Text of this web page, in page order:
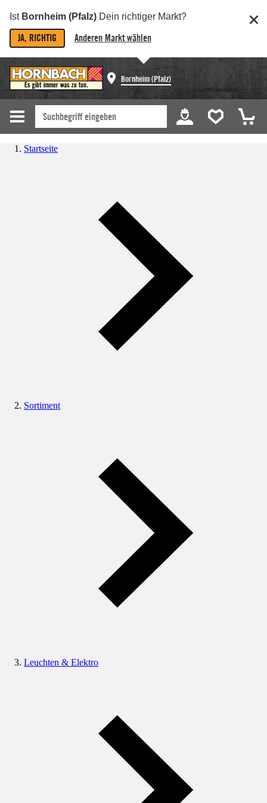
Ist Bornheim (Pfalz) Dein richtiger Markt?
JA, RICHTIG Anderen Markt wählen
Bornheim (Pfalz)
Startseite
Sortiment
Leuchten & Elektro